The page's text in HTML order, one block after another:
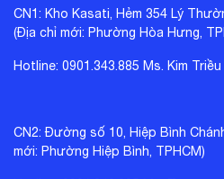
CN1: Kho Kasati, Hẻm 354 Lý
(Địa chỉ mới: Phường Hòa Hưng,
Hotline: 0901.343.885 Ms. Kim Triều
CN2: Đường số 10, Hiệp Bình
mới: Phường Hiệp Bình, TPHCM)